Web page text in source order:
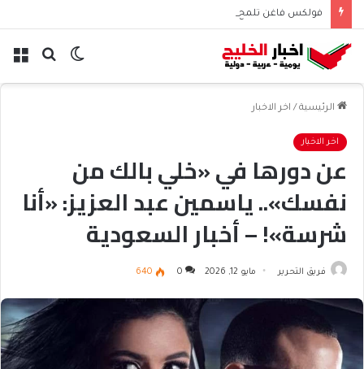
فولكس فاغن تلمح إلى تسريح 50 ألف موظف عالميًا
بحث الوضع
الرئيسية / اخر الاخبار
اخر الاخبار
عن دورها في «خلي بالك من
نفسك».. ياسمين عبد العزيز: «أنا
شرسة»! – أخبار السعودية
فريق التحرير مايو 12, 2026 0
640